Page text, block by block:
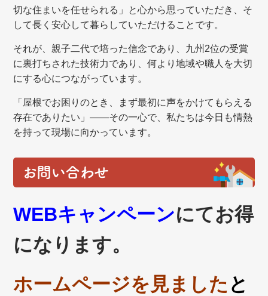
切な住まいを任せられる」と心から思っていただき、そ
して長く安心して暮らしていただけることです。
それが、親子二代で培った信念であり、九州2位の受賞
に裏打ちされた技術力であり、何より地域や職人を大切
にする心につながっています。
「屋根でお困りのとき、まず最初に声をかけてもらえる
存在でありたい」——その一心で、私たちは今日も情熱
を持って現場に向かっています。
お問い合わせ
WEBキャンペーンにてお得
になります。
ホームページを見ました と